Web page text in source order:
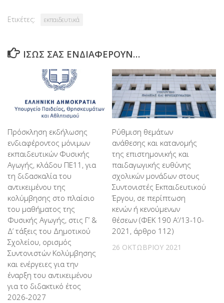
Ετικέτες: εκπαιδευτικά
ΊΣΩΣ ΣΑΣ ΕΝΔΙΑΦΈΡΟΥΝ…
Πρόσκληση εκδήλωσης
ενδιαφέροντος μόνιμων
εκπαιδευτικών Φυσικής
Αγωγής, κλάδου ΠΕ11, για
τη διδασκαλία του
αντικειμένου της
κολύμβησης στο πλαίσιο
του μαθήματος της
Φυσικής Αγωγής, στις Γ’ &
Δ’ τάξεις του Δημοτικού
Σχολείου, ορισμός
Συντονιστών Κολύμβησης
και ενέργειες για την
έναρξη του αντικειμένου
για το διδακτικό έτος
2026-2027
Ρύθμιση θεμάτων
ανάθεσης και κατανομής
της επιστημονικής και
παιδαγωγικής ευθύνης
σχολικών μονάδων στους
Συντονιστές Εκπαιδευτικού
Έργου, σε περίπτωση
κενών ή κενούμενων
θέσεων (ΦΕΚ 190 Α’/13-10-
2021, άρθρο 112)
26 ΟΚΤΩΒΡΊΟΥ 2021